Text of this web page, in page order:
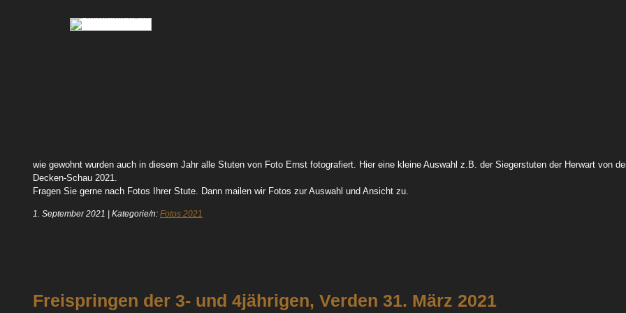
61 Va Pensiera 05
64 Vicky 01
wie gewohnt wurden auch in diesem Jahr alle Stuten von Foto Ernst fotografiert. Hier eine kleine Auswahl z.B. der Siegerstuten der Herwart von
Decken-Schau 2021.
Fragen Sie gerne nach Fotos Ihrer Stute. Dann mailen wir Fotos zur Auswahl und Ansicht zu.
1. September 2021 | Kategorie/n: Fotos 2021
Freispringen der 3- und 4jährigen, Verden 31. März 2021